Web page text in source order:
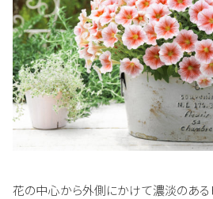
花の中心から外側にかけて濃淡のある